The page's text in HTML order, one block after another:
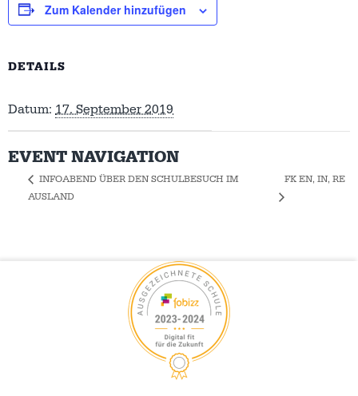
Zum Kalender hinzufügen
DETAILS
Datum: 17. September 2019
EVENT NAVIGATION
INFOABEND ÜBER DEN SCHULBESUCH IM
AUSLAND
FK EN, IN, RE